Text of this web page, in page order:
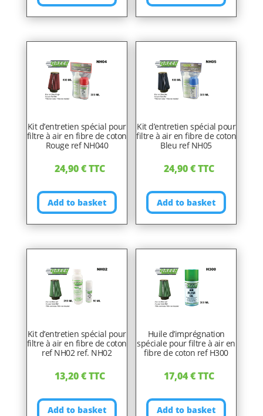
Kit d’entretien spécial pour
filtre à air en fibre de coton
Rouge ref NH040
24,90€TTC
Add to basket
Kit d’entretien spécial pour
filtre à air en fibre de coton
Bleu ref NH05
24,90€TTC
Add to basket
Kit d’entretien spécial pour
filtre à air en fibre de coton
ref NH02 ref. NH02
13,20€TTC
Add to basket
Huile d’imprégnation
spéciale pour filtre à air en
fibre de coton ref H300
17,04€TTC
Add to basket